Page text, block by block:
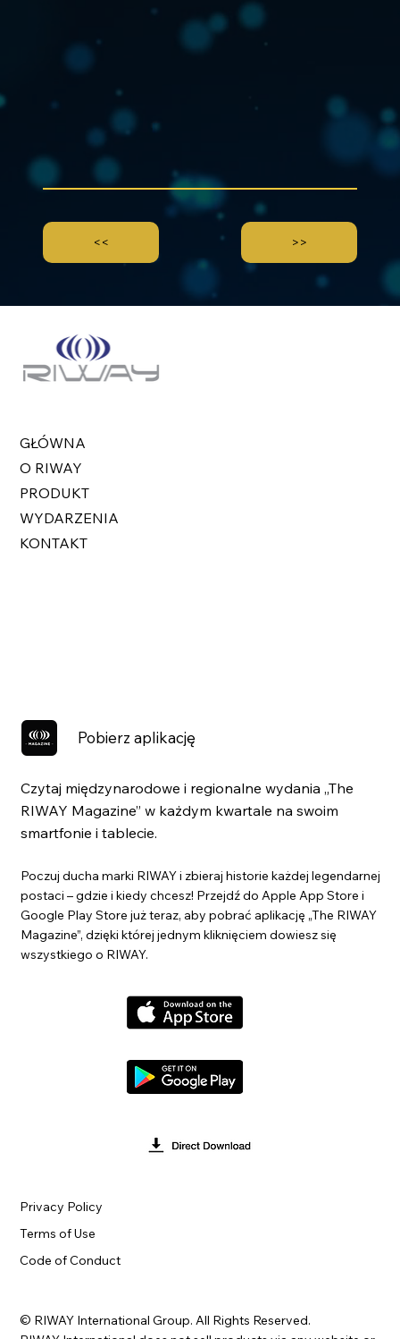
<< >>
GŁÓWNA
O RIWAY
PRODUKT
WYDARZENIA
KONTAKT
Pobierz aplikację
Czytaj międzynarodowe i regionalne wydania „The
RIWAY Magazine” w każdym kwartale na swoim
smartfonie i tablecie.
Poczuj ducha marki RIWAY i zbieraj historie każdej legendarnej
postaci – gdzie i kiedy chcesz! Przejdź do Apple App Store i
Google Play Store już teraz, aby pobrać aplikację „The RIWAY
Magazine”, dzięki której jednym kliknięciem dowiesz się
wszystkiego o RIWAY.
Terms of Use
Privacy Policy
Code of Conduct
© RIWAY International Group. All Rights Reserved.